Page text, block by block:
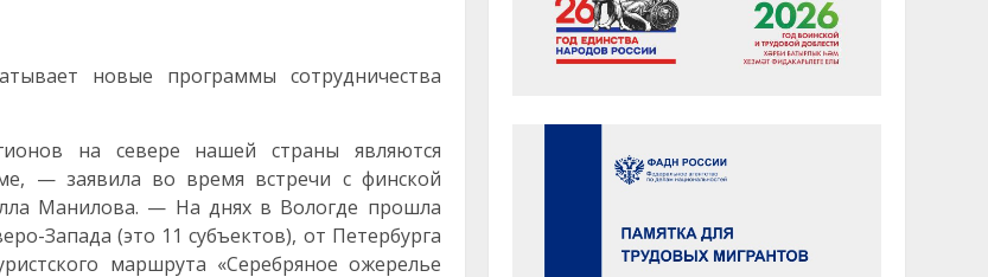
новые программы сотрудничества
на севере нашей страны являются
— заявила во время встречи с финской
Манилова. — На днях в Вологде прошла
Запада (это 11 субъектов), от Петербурга
маршрута «Серебряное ожерелье